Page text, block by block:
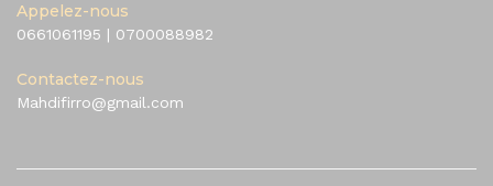
Appelez-nous
0661061195 | 0700088982
Contactez-nous
Mahdifirro@gmail.com